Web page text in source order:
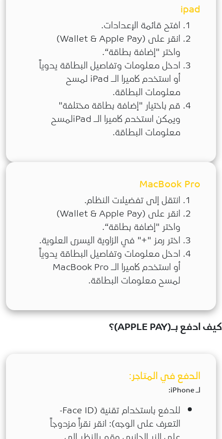
ipad
افتح قائمة الإعدادات.
انقر على (Wallet & Apple Pay)
واختر "إضافة بطاقة“.
ادخل معلومات وتفاصيل البطاقة يدوياً
أو استخدم كاميرا الـ iPad لمسح
معلومات البطاقة.
قم باختيار "إضافة بطاقة مختلفة"
ويمكن استخدم كاميرا الـ iPadلمسح
معلومات البطاقة.
MacBook Pro
انتقل إلى تفضيلات النظام.
انقر على (Wallet & Apple Pay)
واختر "إضافة بطاقة“.
اختر رمز "+" في الزاوية اليسرى العلوية.
ادخل معلومات وتفاصيل البطاقة يدوياً
أو استخدم كاميرا الـ MacBook Pro
لمسح معلومات البطاقة.
كيف ادفع بـ(APPLE PAY)؟
الدفع في المتاجر:
لـ iPhone:
للدفع باستخدام تقنية (Face ID-
التعرف على الوجه): انقر نقراً مزدوجاً